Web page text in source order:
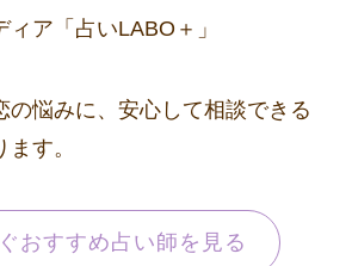
ア「占いLABO＋」
の悩みに、安心して相談できる
す。
おすすめ占い師を見る